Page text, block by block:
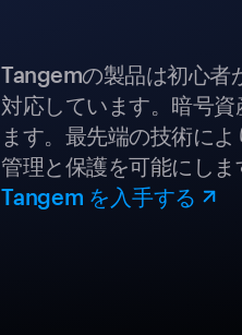
Tangemの製品は初心者
対応しています。暗号
ます。最先端の技術に
管理と保護を可能にしま
Tangem を入手する